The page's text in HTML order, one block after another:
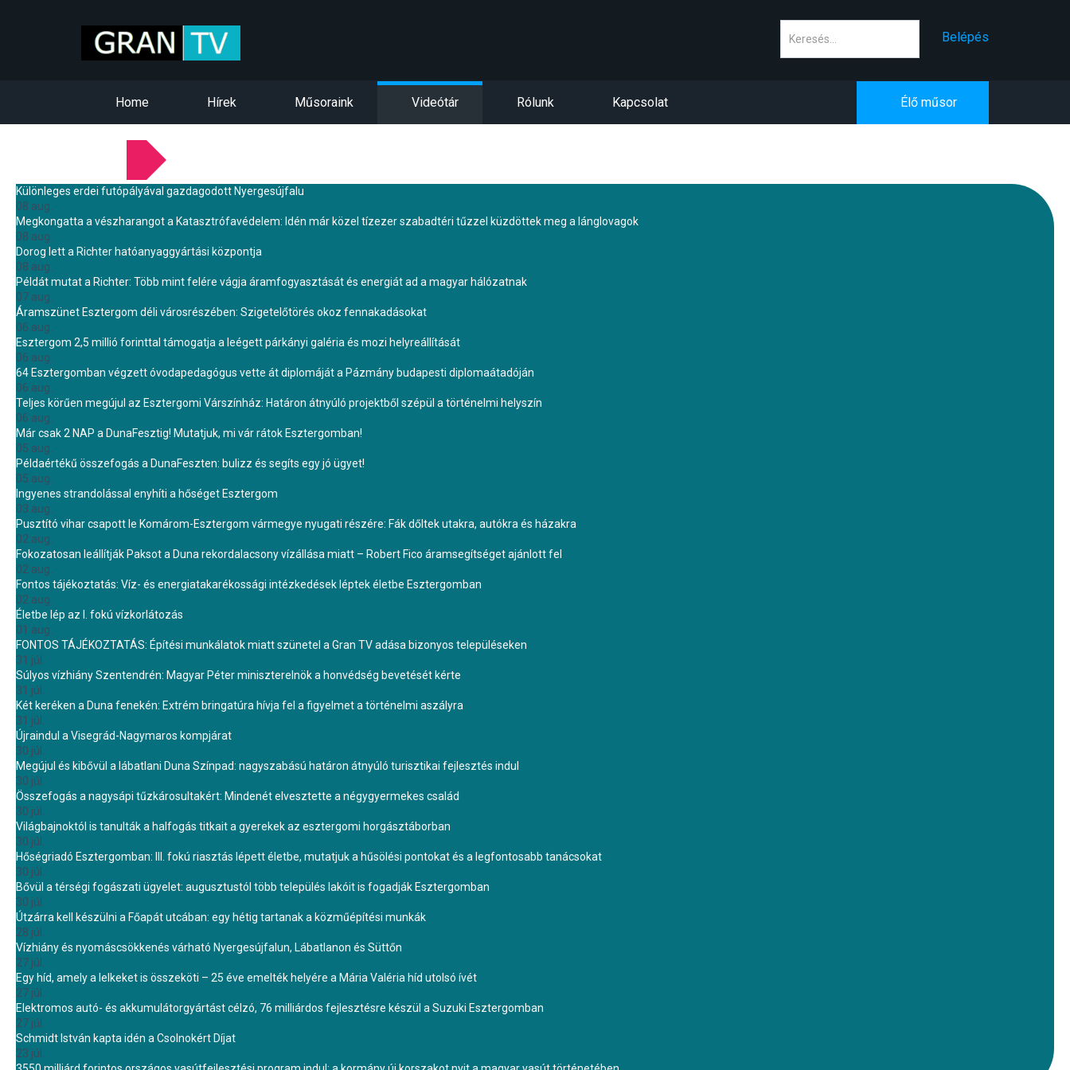
Belépés
Home Hírek Műsoraink Videótár Rólunk Kapcsolat Élő műsor
Különleges erdei futópályával gazdagodott Nyergesújfalu
08 aug.
Megkongatta a vészharangot a Katasztrófavédelem: Idén már közel tízezer szabadtéri tűzzel küzdöttek meg a lánglovagok
08 aug.
Dorog lett a Richter hatóanyaggyártási központja
08 aug.
Példát mutat a Richter: Több mint felére vágja áramfogyasztását és energiát ad a magyar hálózatnak
07 aug.
Áramszünet Esztergom déli városrészében: Szigetelőtörés okoz fennakadásokat
06 aug.
Esztergom 2,5 millió forinttal támogatja a leégett párkányi galéria és mozi helyreállítását
06 aug.
64 Esztergomban végzett óvodapedagógus vette át diplomáját a Pázmány budapesti diplomaátadóján
06 aug.
Teljes körűen megújul az Esztergomi Várszínház: Határon átnyúló projektből szépül a történelmi helyszín
06 aug.
Már csak 2 NAP a DunaFesztig! Mutatjuk, mi vár rátok Esztergomban!
05 aug.
Példaértékű összefogás a DunaFeszten: bulizz és segíts egy jó ügyet!
05 aug.
Ingyenes strandolással enyhíti a hőséget Esztergom
03 aug.
Pusztító vihar csapott le Komárom-Esztergom vármegye nyugati részére: Fák dőltek utakra, autókra és házakra
02 aug.
Fokozatosan leállítják Paksot a Duna rekordalacsony vízállása miatt – Robert Fico áramsegítséget ajánlott fel
02 aug.
Fontos tájékoztatás: Víz- és energiatakarékossági intézkedések léptek életbe Esztergomban
02 aug.
Életbe lép az I. fokú vízkorlátozás
01 aug.
FONTOS TÁJÉKOZTATÁS: Építési munkálatok miatt szünetel a Gran TV adása bizonyos településeken
31 júl.
Súlyos vízhiány Szentendrén: Magyar Péter miniszterelnök a honvédség bevetését kérte
31 júl.
Két keréken a Duna fenekén: Extrém bringatúra hívja fel a figyelmet a történelmi aszályra
31 júl.
Újraindul a Visegrád-Nagymaros kompjárat
30 júl.
Megújul és kibővül a lábatlani Duna Színpad: nagyszabású határon átnyúló turisztikai fejlesztés indul
30 júl.
Összefogás a nagysápi tűzkárosultakért: Mindenét elvesztette a négygyermekes család
30 júl.
Világbajnoktól is tanulták a halfogás titkait a gyerekek az esztergomi horgásztáborban
30 júl.
Hőségriadó Esztergomban: III. fokú riasztás lépett életbe, mutatjuk a hűsölési pontokat és a legfontosabb tanácsokat
30 júl.
Bővül a térségi fogászati ügyelet: augusztustól több település lakóit is fogadják Esztergomban
30 júl.
Útzárra kell készülni a Főapát utcában: egy hétig tartanak a közműépítési munkák
28 júl.
Vízhiány és nyomáscsökkenés várható Nyergesújfalun, Lábatlanon és Süttőn
27 júl.
Egy híd, amely a lelkeket is összeköti – 25 éve emelték helyére a Mária Valéria híd utolsó ívét
27 júl.
Elektromos autó- és akkumulátorgyártást célzó, 76 milliárdos fejlesztésre készül a Suzuki Esztergomban
27 júl.
Schmidt István kapta idén a Csolnokért Díjat
23 júl.